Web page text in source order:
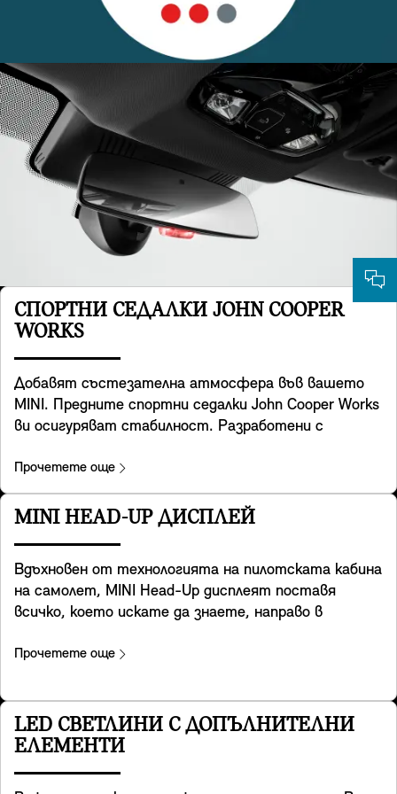
СПОРТНИ СЕДАЛКИ JOHN COOPER
WORKS
Добавят състезателна атмосфера във вашето
MINI. Предните спортни седалки John Cooper Works
ви осигуряват стабилност. Разработени с
седалки, те разполагат с интегрирани подглавници
и осигуряват допълнителна опора за раменете,
когато взимате завоите с легендарната
trim.
Прочетете още
MINI HEAD-UP ДИСПЛЕЙ
Вдъхновен от технологията на пилотската кабина
на самолет, MINI Head-Up дисплеят поставя
всичко, което искате да знаете, направо в
табло, прозрачният екран показва ключови данни
асистиращите системи и детайли за
развлекателната система. Възможно най-ясен,
той осигурява отлично качество на
Прочетете още
LED СВЕТЛИНИ С ДОПЪЛНИТЕЛНИ
ЕЛЕМЕНТИ